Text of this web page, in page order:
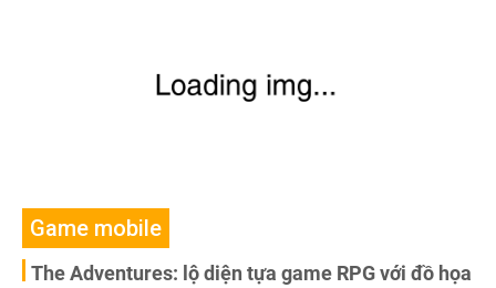
Game mobile
The Adventures: lộ diện tựa game RPG với đồ họa